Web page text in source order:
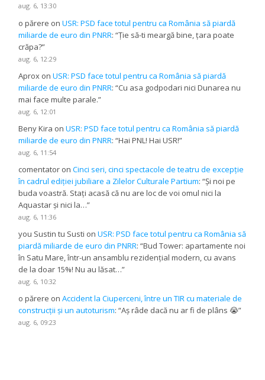
aug. 6, 13:30
o părere onUSR: PSD face totul pentru ca România să piardă
miliarde de euro din PNRR: “Ție să-ti meargă bine, țara poate
crăpa?”
aug. 6, 12:29
Aprox onUSR: PSD face totul pentru ca România să piardă
miliarde de euro din PNRR: “Cu asa godpodari nici Dunarea nu
mai face multe parale.”
aug. 6, 12:01
Beny Kira onUSR: PSD face totul pentru ca România să piardă
miliarde de euro din PNRR: “Hai PNL! Hai USR!”
aug. 6, 11:54
comentator onCinci seri, cinci spectacole de teatru de excepție
în cadrul ediției jubiliare a Zilelor Culturale Partium: “Și noi pe
buda voastră. Stați acasă că nu are loc de voi omul nici la
Aquastar și nici la…”
aug. 6, 11:36
you Sustin tu Susti onUSR: PSD face totul pentru ca România să
piardă miliarde de euro din PNRR: “Bud Tower: apartamente noi
în Satu Mare, într-un ansamblu rezidențial modern, cu avans
de la doar 15%! Nu au lăsat…”
aug. 6, 10:32
o părere onAccident la Ciuperceni, între un TIR cu materiale de
construcții și un autoturism: “Aș râde dacă nu ar fi de plâns 😭”
aug. 6, 09:23